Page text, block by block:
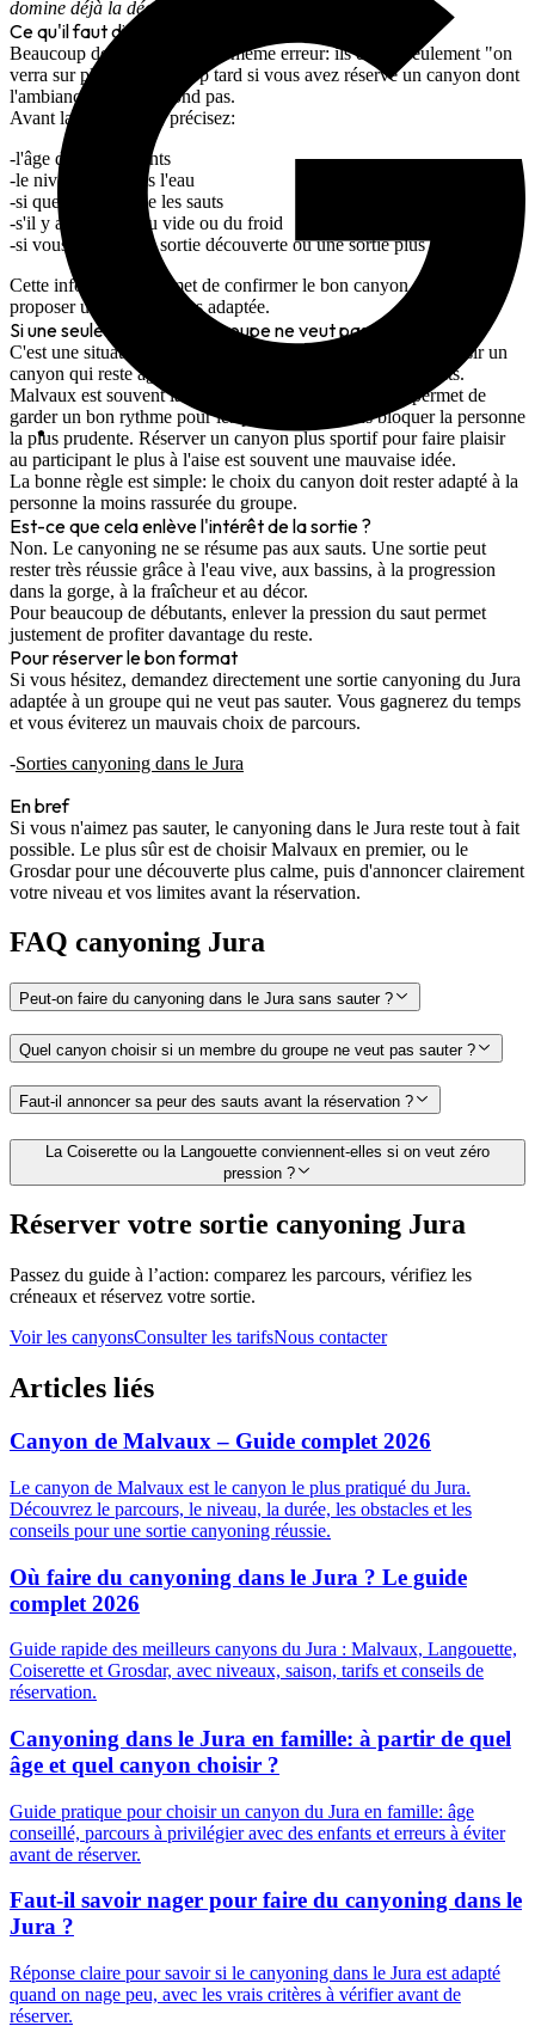
domine déjà la décision.
Ce qu'il faut dire avant de réserver
Beaucoup de groupes font la même erreur: ils disent seulement "on
verra sur place". C'est trop tard si vous avez réservé un canyon dont
l'ambiance ne correspond pas.
Avant la réservation, précisez:
l'âge des participants
le niveau réel dans l'eau
si quelqu'un refuse les sauts
s'il y a une peur du vide ou du froid
si vous voulez une sortie découverte ou une sortie plus sportive
Cette information permet de confirmer le bon canyon, ou de
proposer une version plus adaptée.
Si une seule personne du groupe ne veut pas sauter
C'est une situation fréquente. Dans ce cas, il vaut mieux choisir un
canyon qui reste agréable même avec des niveaux différents.
Malvaux est souvent la meilleure réponse, parce qu'il permet de
garder un bon rythme pour les plus motivés sans bloquer la personne
la plus prudente. Réserver un canyon plus sportif pour faire plaisir
au participant le plus à l'aise est souvent une mauvaise idée.
La bonne règle est simple: le choix du canyon doit rester adapté à la
personne la moins rassurée du groupe.
Est-ce que cela enlève l'intérêt de la sortie ?
Non. Le canyoning ne se résume pas aux sauts. Une sortie peut
rester très réussie grâce à l'eau vive, aux bassins, à la progression
dans la gorge, à la fraîcheur et au décor.
Pour beaucoup de débutants, enlever la pression du saut permet
justement de profiter davantage du reste.
Pour réserver le bon format
Si vous hésitez, demandez directement une sortie canyoning du Jura
adaptée à un groupe qui ne veut pas sauter. Vous gagnerez du temps
et vous éviterez un mauvais choix de parcours.
Sorties canyoning dans le Jura
En bref
Si vous n'aimez pas sauter, le canyoning dans le Jura reste tout à fait
possible. Le plus sûr est de choisirMalvaux en premier, ou le
Grosdarpour une découverte plus calme, puis d'annoncer clairement
votre niveau et vos limites avant la réservation.
FAQ canyoning Jura
Peut-on faire du canyoning dans le Jura sans sauter ?
Quel canyon choisir si un membre du groupe ne veut pas sauter ?
Faut-il annoncer sa peur des sauts avant la réservation ?
La Coiserette ou la Langouette conviennent-elles si on veut zéro
pression ?
Réserver votre sortie canyoning Jura
Passez du guide à l’action: comparez les parcours, vérifiez les
créneaux et réservez votre sortie.
Voir les canyonsConsulter les tarifsNous contacter
Articles liés
Canyon de Malvaux – Guide complet 2026
Le canyon de Malvaux est le canyon le plus pratiqué du Jura.
Découvrez le parcours, le niveau, la durée, les obstacles et les
conseils pour une sortie canyoning réussie.
Où faire du canyoning dans le Jura ? Le guide
complet 2026
Guide rapide des meilleurs canyons du Jura : Malvaux, Langouette,
Coiserette et Grosdar, avec niveaux, saison, tarifs et conseils de
réservation.
Canyoning dans le Jura en famille: à partir de quel
âge et quel canyon choisir ?
Guide pratique pour choisir un canyon du Jura en famille: âge
conseillé, parcours à privilégier avec des enfants et erreurs à éviter
avant de réserver.
Faut-il savoir nager pour faire du canyoning dans le
Jura ?
Réponse claire pour savoir si le canyoning dans le Jura est adapté
quand on nage peu, avec les vrais critères à vérifier avant de
réserver.